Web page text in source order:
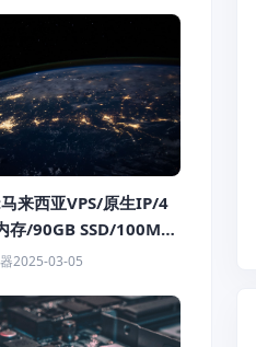
来西亚VPS/原生IP/4
存/90GB SSD/100M宽
$115.59/年
2025-03-05